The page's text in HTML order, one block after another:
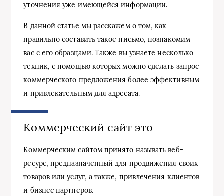
уточнения уже имеющейся информации.
В данной статье мы расскажем о том, как
правильно составить такое письмо, познакомим
вас с его образцами. Также вы узнаете несколько
техник, с помощью которых можно сделать запрос
коммерческого предложения более эффективным
и привлекательным для адресата.
Коммерческий сайт это
Коммерческим сайтом принято называть веб-
ресурс, предназначенный для продвижения своих
товаров или услуг, а также, привлечения клиентов
и бизнес партнеров.